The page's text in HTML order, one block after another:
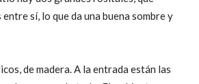
sí, lo que da una buena sombre y
de madera. A la entrada están las